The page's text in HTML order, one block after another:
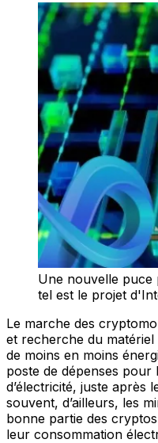
Une nouvelle
tel est le projet
Le marche des
et recherche du
de moins en moins
poste de dépenses pour
d’électricité, juste après
souvent, d’ailleurs, les
bonne partie des
leur consommation